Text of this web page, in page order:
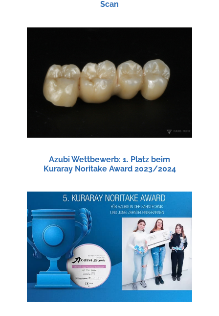
Scan
Azubi Wettbewerb: 1. Platz beim
Kuraray Noritake Award 2023/2024